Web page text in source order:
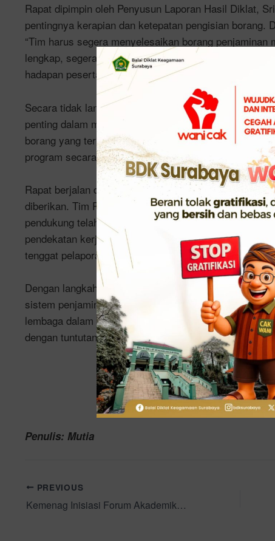
Rapat dipimpin oleh Penyusun Laporan Hasil Diklat,
pentingnya kerapian dan ketepatan pengisian borang.
“Tim harus segera menyelesaikan borang penjaminan
lengkap, segera dilengkapi. Kita pastikan seluruh
hadapan peserta rapat.
Secara tidak langsung, Sri juga menyampaikan
penting dalam menjaga kredibilitas dan akuntabilitas
borang yang terisi lengkap dan akurat akan
program secara komprehensif.
Rapat berjalan dinamis dan para peserta
diberikan. Tim Penjaminan Mutu diberi tanggung
pendukung telah sesuai standar dan siap untuk
pendekatan kerja cepat dan terkoordinasi,
tenggat pelaporan.
Dengan langkah percepatan ini, BDK Surabaya
sistem penjaminan mutu yang berkelanjutan. Upaya
lembaga dalam menghadirkan penyelenggaraan
dengan tuntutan peningkatan kualitas aparatur negara.
Penulis: Mutia
PREVIOUS
Kemenag Inisiasi Forum Akademik Internasional Bahas Gaza dan Perdamaian Dunia